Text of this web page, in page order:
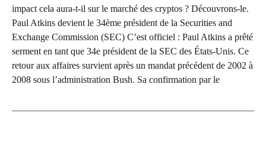
impact cela aura-t-il sur le marché des cryptos ? Découvrons-le.
Paul Atkins devient le 34ème président de la Securities and
Exchange Commission (SEC) C’est officiel : Paul Atkins a prêté
serment en tant que 34e président de la SEC des États-Unis. Ce
retour aux affaires survient après un mandat précédent de 2002 à
2008 sous l’administration Bush. Sa confirmation par le